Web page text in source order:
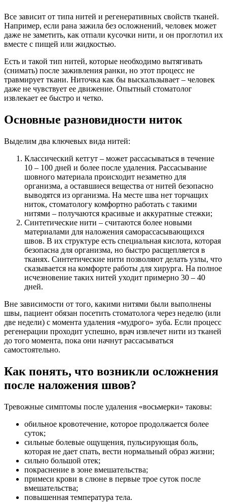
Все зависит от типа нитей и регенеративных свойств тканей.
Например, если рана зажила без осложнений, человек может
даже не заметить, как отпали кусочки нити, и он проглотил их
вместе с пищей или жидкостью.
Есть и такой тип нитей, которые необходимо вытягивать
(снимать) после заживления ранки, но этот процесс не
травмирует ткани. Ниточка как бы выскальзывает – человек
даже не чувствует ее движение. Опытный стоматолог
извлекает ее быстро и четко.
Основные разновидности ниток
Выделим два ключевых вида нитей:
Классический кетгут – может рассасываться в течение
10 – 100 дней и более после удаления. Рассасывание
шовного материала происходит незаметно для
организма, а оставшиеся вещества от нитей безопасно
выводятся из организма. На месте шва нет торчащих
ниток, стоматологу комфортно работать с такими
нитями – получаются красивые и аккуратные стежки;
Синтетические нити – считаются более новыми
материалами для наложения саморассасывающихся
швов. В их структуре есть специальная кислота, которая
безопасна для организма, но быстро расщепляется в
тканях. Синтетические нити позволяют делать узлы, что
сказывается на комфорте работы для хирурга. На полное
исчезновение таких нитей уходит примерно 30 – 40
дней.
Вне зависимости от того, какими нитями были выполнены
швы, пациент обязан посетить стоматолога через неделю (или
две недели) с момента удаления «мудрого» зуба. Если процесс
регенерации проходит успешно, врач извлечет нити из тканей
до того момента, пока они начнут рассасываться
самостоятельно.
Как понять, что возникли осложнения
после наложения швов?
Тревожные симптомы после удаления «восьмерки» таковы:
обильное кровотечение, которое продолжается более
суток;
сильные болевые ощущения, пульсирующая боль,
которая не дает спать, вести нормальный образ жизни;
сильно большой отек;
покраснение в зоне вмешательства;
примеси крови в слюне в первые трое суток после
вмешательства;
повышенная температура тела.